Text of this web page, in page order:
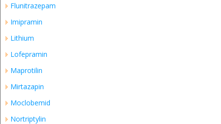
Flunitrazepam
Imipramin
Lithium
Lofepramin
Maprotilin
Mirtazapin
Moclobemid
Nortriptylin